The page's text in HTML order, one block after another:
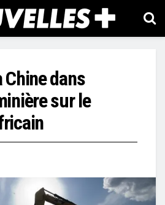
Chine dans
sur le